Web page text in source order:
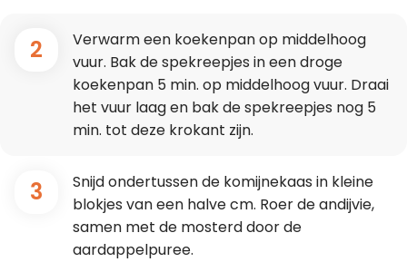
2
Verwarm een koekenpan op middelhoog
vuur. Bak de spekreepjes in een droge
koekenpan 5 min. op middelhoog vuur. Draai
het vuur laag en bak de spekreepjes nog 5
min. tot deze krokant zijn.
3
Snijd ondertussen de komijnekaas in kleine
blokjes van een halve cm. Roer de andijvie,
samen met de mosterd door de
aardappelpuree.